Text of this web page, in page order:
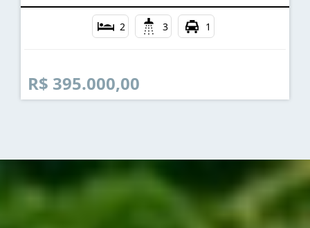
2 3 1
R$ 395.000,00